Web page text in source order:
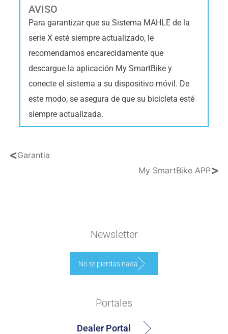
AVISO
Para garantizar que su Sistema MAHLE de la
serie X esté siempre actualizado, le
recomendamos encarecidamente que
descargue la aplicación My SmartBike y
conecte el sistema a su dispositivo móvil. De
este modo, se asegura de que su bicicleta esté
siempre actualizada.
<Garantia
My SmartBike APP>
Newsletter
No te pierdas nada
Portales
Dealer Portal